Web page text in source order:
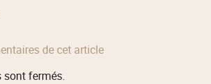
de cet article
sont fermés.